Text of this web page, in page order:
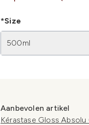
*Size
500ml
Aanbevolen artikel
Kérastase Gloss